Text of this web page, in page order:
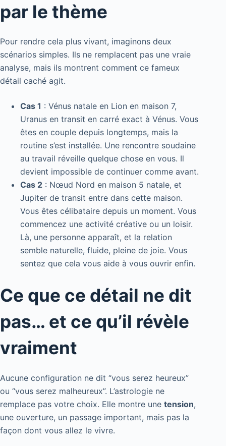
par le thème
Pour rendre cela plus vivant, imaginons deux
scénarios simples. Ils ne remplacent pas une vraie
analyse, mais ils montrent comment ce fameux
détail caché agit.
Cas 1 : Vénus natale en Lion en maison 7,
Uranus en transit en carré exact à Vénus. Vous
êtes en couple depuis longtemps, mais la
routine s’est installée. Une rencontre soudaine
au travail réveille quelque chose en vous. Il
devient impossible de continuer comme avant.
Cas 2 : Nœud Nord en maison 5 natale, et
Jupiter de transit entre dans cette maison.
Vous êtes célibataire depuis un moment. Vous
commencez une activité créative ou un loisir.
Là, une personne apparaît, et la relation
semble naturelle, fluide, pleine de joie. Vous
sentez que cela vous aide à vous ouvrir enfin.
Ce que ce détail ne dit
pas… et ce qu’il révèle
vraiment
Aucune configuration ne dit “vous serez heureux”
ou “vous serez malheureux”. L’astrologie ne
remplace pas votre choix. Elle montre une tension,
une ouverture, un passage important, mais pas la
façon dont vous allez le vivre.